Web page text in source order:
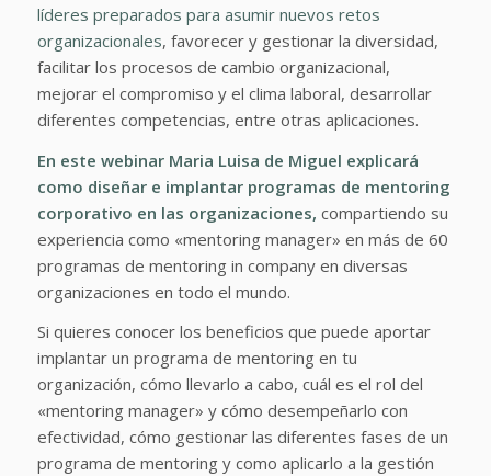
líderes preparados para asumir nuevos retos
organizacionales, favorecer y gestionar la diversidad,
facilitar los procesos de cambio organizacional,
mejorar el compromiso y el clima laboral, desarrollar
diferentes competencias, entre otras aplicaciones.
En este webinar Maria Luisa de Miguel explicará
como diseñar e implantar programas de mentoring
corporativo en las organizaciones, compartiendo su
experiencia como «mentoring manager» en más de 60
programas de mentoring in company en diversas
organizaciones en todo el mundo.
Si quieres conocer los beneficios que puede aportar
implantar un programa de mentoring en tu
organización, cómo llevarlo a cabo, cuál es el rol del
«mentoring manager» y cómo desempeñarlo con
efectividad, cómo gestionar las diferentes fases de un
programa de mentoring y como aplicarlo a la gestión